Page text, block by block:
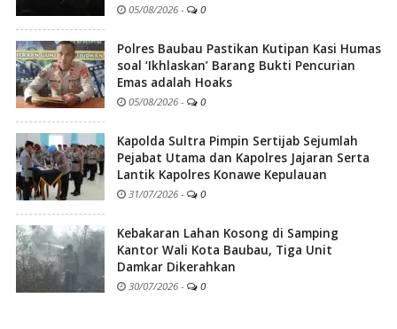
05/08/2026 - 0
Polres Baubau Pastikan Kutipan Kasi Humas
soal ‘Ikhlaskan’ Barang Bukti Pencurian
Emas adalah Hoaks
05/08/2026 - 0
Kapolda Sultra Pimpin Sertijab Sejumlah
Pejabat Utama dan Kapolres Jajaran Serta
Lantik Kapolres Konawe Kepulauan
31/07/2026 - 0
Kebakaran Lahan Kosong di Samping
Kantor Wali Kota Baubau, Tiga Unit
Damkar Dikerahkan
30/07/2026 - 0